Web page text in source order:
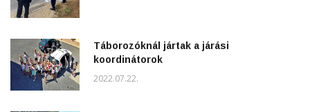
Táborozóknál jártak a járási
koordinátorok
2022.07.22.